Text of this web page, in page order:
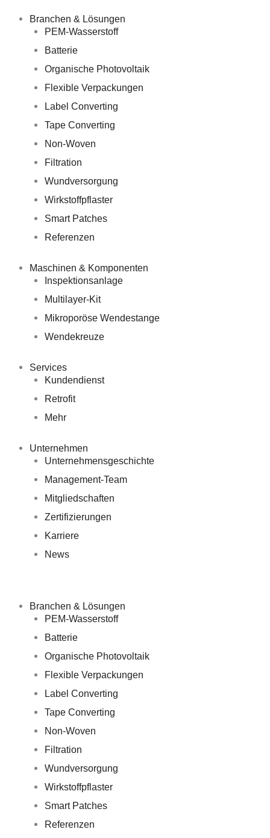
Inhalt
springen
Branchen & Lösungen
PEM-Wasserstoff
Batterie
Organische Photovoltaik
Flexible Verpackungen
Label Converting
Tape Converting
Non-Woven
Filtration
Wundversorgung
Wirkstoffpflaster
Smart Patches
Referenzen
Maschinen & Komponenten
Inspektionsanlage
Multilayer-Kit
Mikroporöse Wendestange
Wendekreuze
Services
Kundendienst
Retrofit
Mehr
Unternehmen
Unternehmensgeschichte
Management-Team
Mitgliedschaften
Zertifizierungen
Karriere
News
Branchen & Lösungen
PEM-Wasserstoff
Batterie
Organische Photovoltaik
Flexible Verpackungen
Label Converting
Tape Converting
Non-Woven
Filtration
Wundversorgung
Wirkstoffpflaster
Smart Patches
Referenzen